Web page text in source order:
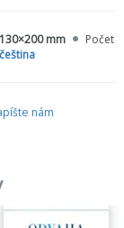
nebo i zastavují.
a motivací
patří ke
130×200 mm
Počet
čeština
nám